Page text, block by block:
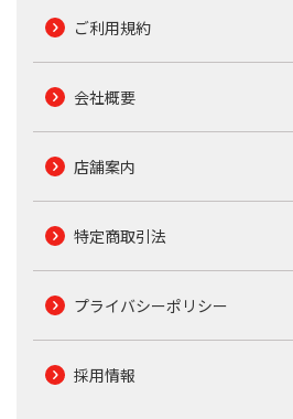
ご利用規約
会社概要
店舗案内
特定商取引法
プライバシーポリシー
採用情報